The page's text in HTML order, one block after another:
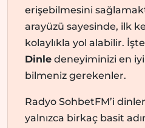
erişebilmesini
arayüzü sayesinde, ilk
kolaylıkla yol alabilir. İşte
Dinle deneyiminizi en
bilmeniz gerekenler.
Radyo SohbetFM’i
yalnızca birkaç basit